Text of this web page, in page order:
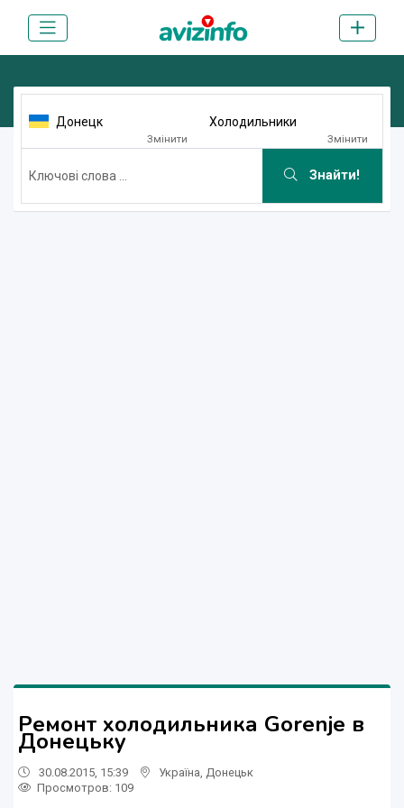
Донецк
Змінити
Холодильники
Змінити
Знайти!
Ремонт холодильника Gorenje в
Донецьку
30.08.2015, 15:39 Україна Донецьк
Просмотров: 109